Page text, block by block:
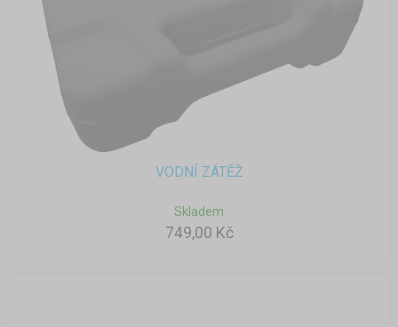
VODNÍ ZÁTĚŽ
Skladem
749,00 Kč